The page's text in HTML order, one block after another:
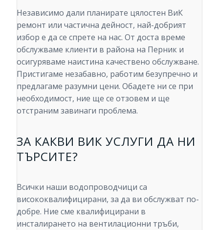
Независимо дали планирате цялостен ВиК
ремонт или частична дейност, най-добрият
избор е да се спрете на нас. От доста време
обслужваме клиенти в района на Перник и
осигуряваме наистина качествено обслужване.
Пристигаме незабавно, работим безупречно и
предлагаме разумни цени. Обадете ни се при
необходимост, ние ще се отзовем и ще
отстраним завинаги проблема.
ЗА КАКВИ ВИК УСЛУГИ ДА НИ
ТЪРСИТЕ?
Всички наши водопроводчици са
висококвалифицирани, за да ви обслужват по-
добре. Ние сме квалифицирани в
инсталирането на вентилационни тръби,